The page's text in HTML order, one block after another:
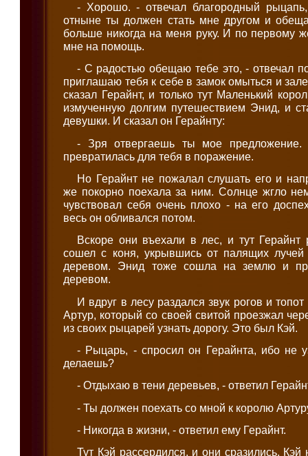
- Хорошо. - отвечал благородный
отныне ты должен стать мне другом и
больше никогда на меня руку. И по первому
мне на помощь.
- С радостью обещаю тебе это, - отвечал
приглашаю тебя к себе в замок омыться и
сказал Герайнт, и только тут Маленький
измученную долгим путешествием Энид, и
девушки. И сказал он Герайнту:
- Зря отвергаешь ты мое
превратилась для тебя в поражение.
Но Герайнт не пожалал слушать его и
же покорно поехала за ним. Солнце жгло
чувствовал себя очень плохо - на его
весь он обливался потом.
Вскоре они въехали в лес, и тут Герайнт
сошел с коня, укрывшись от палящих
деревом. Энид тоже сошла на землю и
деревом.
И вдруг в лесу раздался звук рогов и
Артур, который со своей свитой проезжал
из своих рыцарей узнать дорогу. Это был Кэй.
- Рыцарь, - спросил он Герайнта, ибо не
делаешь?
- Отдыхаю в тени деревьев, - ответил
- Ты должен поехать со мной к королю
- Никогда в жизни, - ответил ему Герайнт.
Тут Кэй рассердился, и они сразились.